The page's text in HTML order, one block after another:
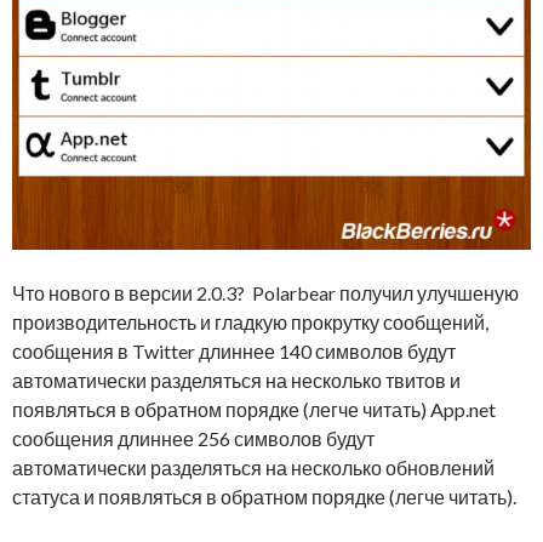
Что нового в версии 2.0.3? Polarbear получил улучшеную
производительность и гладкую прокрутку сообщений,
сообщения в Twitter длиннее 140 символов будут
автоматически разделяться на несколько твитов и
появляться в обратном порядке (легче читать) App.net
сообщения длиннее 256 символов будут
автоматически разделяться на несколько обновлений
статуса и появляться в обратном порядке (легче читать).